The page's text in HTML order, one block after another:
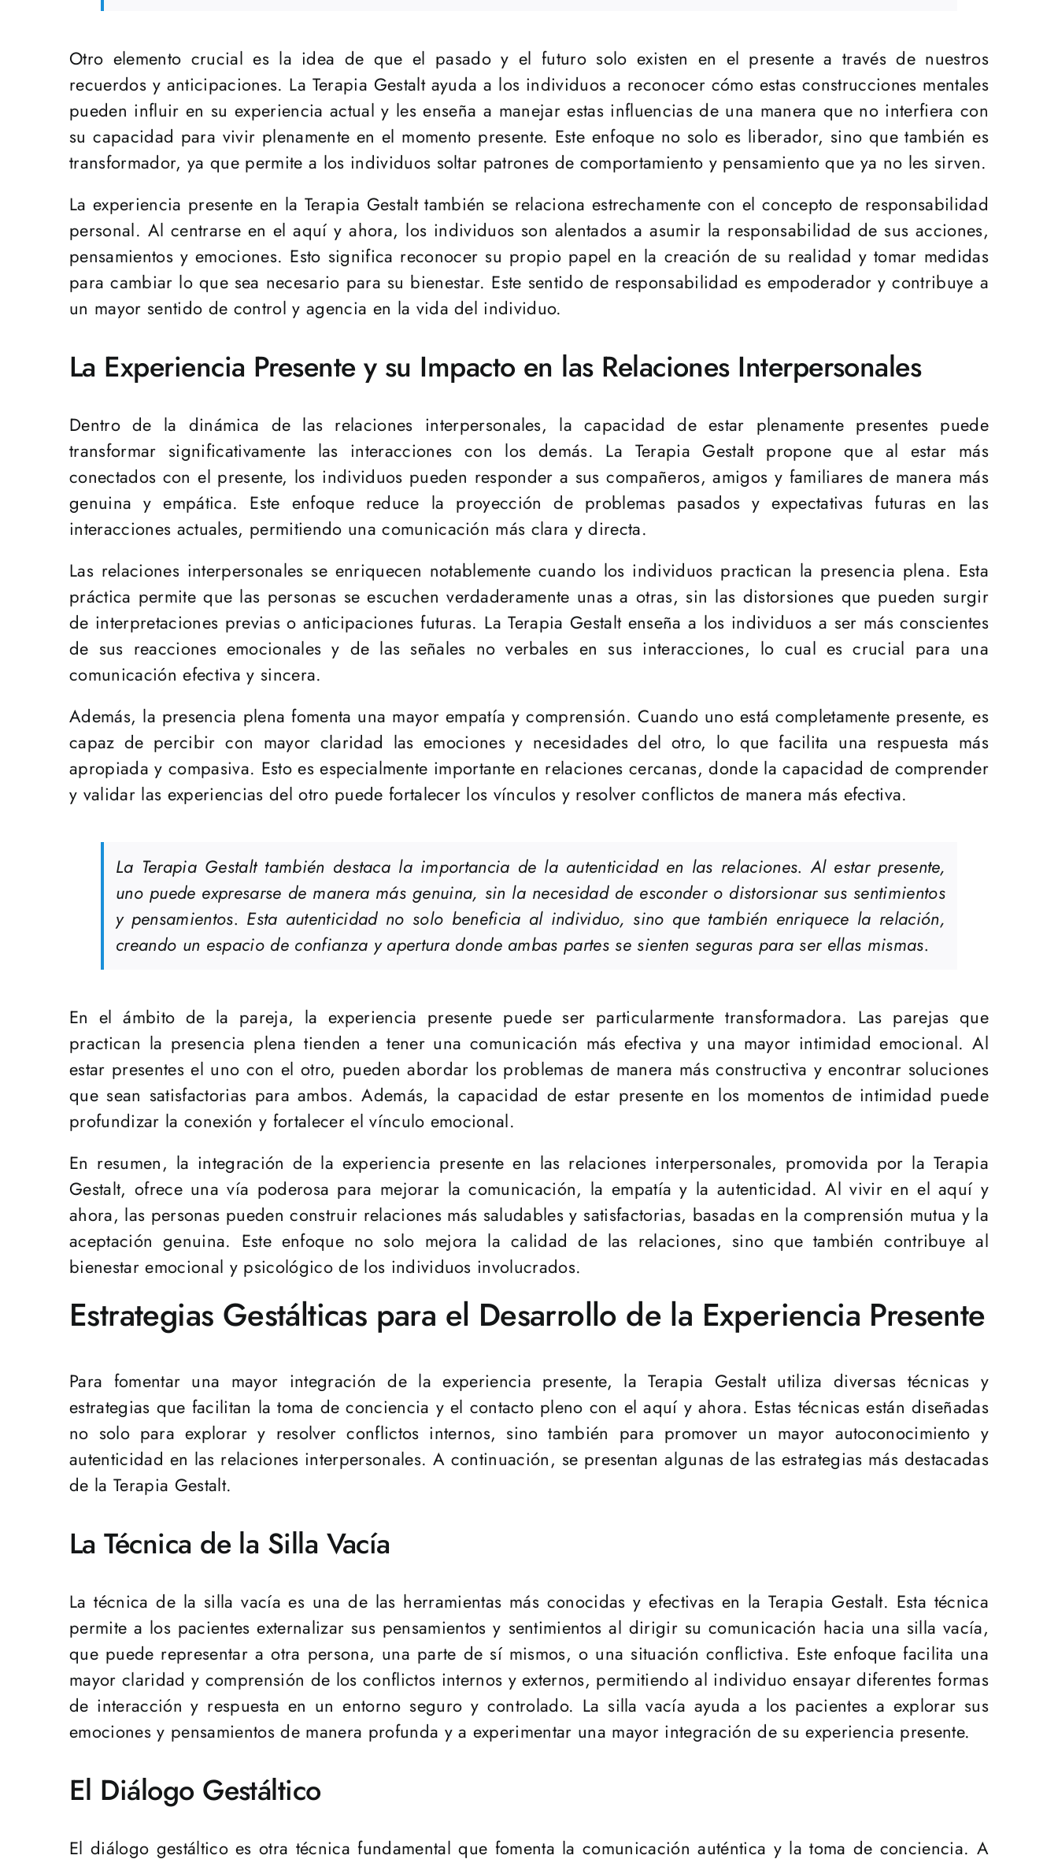
Otro elemento crucial es la idea de que el pasado y el futuro solo existen en el presente a través de nuestros
recuerdos y anticipaciones. La Terapia Gestalt ayuda a los individuos a reconocer cómo estas construcciones mentales
pueden influir en su experiencia actual y les enseña a manejar estas influencias de una manera que no interfiera con
su capacidad para vivir plenamente en el momento presente. Este enfoque no solo es liberador, sino que también es
transformador, ya que permite a los individuos soltar patrones de comportamiento y pensamiento que ya no les sirven.
La experiencia presente en la Terapia Gestalt también se relaciona estrechamente con el concepto de responsabilidad
personal. Al centrarse en el aquí y ahora, los individuos son alentados a asumir la responsabilidad de sus acciones,
pensamientos y emociones. Esto significa reconocer su propio papel en la creación de su realidad y tomar medidas
para cambiar lo que sea necesario para su bienestar. Este sentido de responsabilidad es empoderador y contribuye a
un mayor sentido de control y agencia en la vida del individuo.
La Experiencia Presente y su Impacto en las Relaciones Interpersonales
Dentro de la dinámica de las relaciones interpersonales, la capacidad de estar plenamente presentes puede
transformar significativamente las interacciones con los demás. La Terapia Gestalt propone que al estar más
conectados con el presente, los individuos pueden responder a sus compañeros, amigos y familiares de manera más
genuina y empática. Este enfoque reduce la proyección de problemas pasados y expectativas futuras en las
interacciones actuales, permitiendo una comunicación más clara y directa.
Las relaciones interpersonales se enriquecen notablemente cuando los individuos practican la presencia plena. Esta
práctica permite que las personas se escuchen verdaderamente unas a otras, sin las distorsiones que pueden surgir
de interpretaciones previas o anticipaciones futuras. La Terapia Gestalt enseña a los individuos a ser más conscientes
de sus reacciones emocionales y de las señales no verbales en sus interacciones, lo cual es crucial para una
comunicación efectiva y sincera.
Además, la presencia plena fomenta una mayor empatía y comprensión. Cuando uno está completamente presente, es
capaz de percibir con mayor claridad las emociones y necesidades del otro, lo que facilita una respuesta más
apropiada y compasiva. Esto es especialmente importante en relaciones cercanas, donde la capacidad de comprender
y validar las experiencias del otro puede fortalecer los vínculos y resolver conflictos de manera más efectiva.
La Terapia Gestalt también destaca la importancia de la autenticidad en las relaciones. Al estar presente,
uno puede expresarse de manera más genuina, sin la necesidad de esconder o distorsionar sus sentimientos
y pensamientos. Esta autenticidad no solo beneficia al individuo, sino que también enriquece la relación,
creando un espacio de confianza y apertura donde ambas partes se sienten seguras para ser ellas mismas.
En el ámbito de la pareja, la experiencia presente puede ser particularmente transformadora. Las parejas que
practican la presencia plena tienden a tener una comunicación más efectiva y una mayor intimidad emocional. Al
estar presentes el uno con el otro, pueden abordar los problemas de manera más constructiva y encontrar soluciones
que sean satisfactorias para ambos. Además, la capacidad de estar presente en los momentos de intimidad puede
profundizar la conexión y fortalecer el vínculo emocional.
En resumen, la integración de la experiencia presente en las relaciones interpersonales, promovida por la Terapia
Gestalt, ofrece una vía poderosa para mejorar la comunicación, la empatía y la autenticidad. Al vivir en el aquí y
ahora, las personas pueden construir relaciones más saludables y satisfactorias, basadas en la comprensión mutua y la
aceptación genuina. Este enfoque no solo mejora la calidad de las relaciones, sino que también contribuye al
bienestar emocional y psicológico de los individuos involucrados.
Estrategias Gestálticas para el Desarrollo de la Experiencia Presente
Para fomentar una mayor integración de la experiencia presente, la Terapia Gestalt utiliza diversas técnicas y
estrategias que facilitan la toma de conciencia y el contacto pleno con el aquí y ahora. Estas técnicas están diseñadas
no solo para explorar y resolver conflictos internos, sino también para promover un mayor autoconocimiento y
autenticidad en las relaciones interpersonales. A continuación, se presentan algunas de las estrategias más destacadas
de la Terapia Gestalt.
La Técnica de la Silla Vacía
La técnica de la silla vacía es una de las herramientas más conocidas y efectivas en la Terapia Gestalt. Esta técnica
permite a los pacientes externalizar sus pensamientos y sentimientos al dirigir su comunicación hacia una silla vacía,
que puede representar a otra persona, una parte de sí mismos, o una situación conflictiva. Este enfoque facilita una
mayor claridad y comprensión de los conflictos internos y externos, permitiendo al individuo ensayar diferentes formas
de interacción y respuesta en un entorno seguro y controlado. La silla vacía ayuda a los pacientes a explorar sus
emociones y pensamientos de manera profunda y a experimentar una mayor integración de su experiencia presente.
El Diálogo Gestáltico
El diálogo gestáltico es otra técnica fundamental que fomenta la comunicación auténtica y la toma de conciencia. A